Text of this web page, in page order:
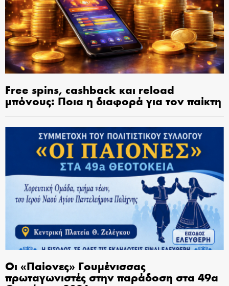
Free spins, cashback και reload
μπόνους: Ποια η διαφορά για τον παίκτη
Οι «Παίονες» Γουμένισσας
πρωταγωνιστές στην παράδοση στα 49α